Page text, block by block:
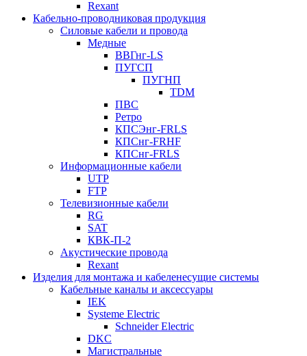
Rexant
Кабельно-проводниковая продукция
Силовые кабели и провода
Медные
ВВГнг-LS
ПУГСП
ПУГНП
TDM
ПВС
Ретро
КПСЭнг-FRLS
КПСнг-FRHF
КПСнг-FRLS
Информационные кабели
UTP
FTP
Телевизионные кабели
RG
SAT
КВК-П-2
Акустические провода
Rexant
Изделия для монтажа и кабеленесущие системы
Кабельные каналы и аксессуары
IEK
Systeme Electric
Schneider Electric
DKC
Магистральные